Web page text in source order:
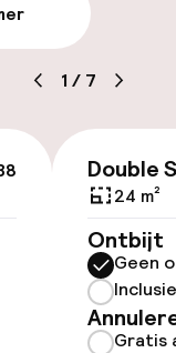
terrein
1 / 7
Double
24 m²
Ontbijt
Geen
Gratis